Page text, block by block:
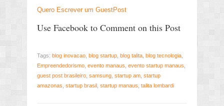
Quero Escrever um GuestPost
Use Facebook to Comment on this Post
Tags: blog inovacao blog startup blog talita blog tecnologia
Empreendedorismo evento manaus evento startup manaus
guest post brasileiro samsung startup am startup
amazonas startup brasil startup manaus talita lombardi